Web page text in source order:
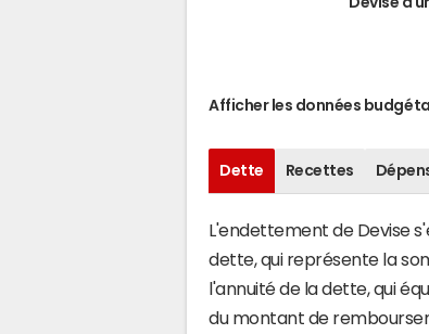
Afficher les données
Dette Recettes
L'endettement de Devise
dette, qui représente la
l'annuité de la dette, qui
du montant de